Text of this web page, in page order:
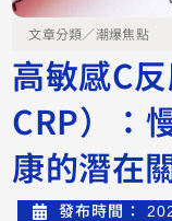
文章分類／潮爆焦點
高敏感C
CRP）：
康的潛在
發布時間：